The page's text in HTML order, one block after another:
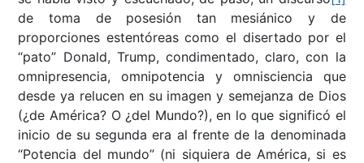
de toma de posesión tan mesiánico y de
proporciones estentóreas como el disertado por el
“pato” Donald, Trump, condimentado, claro, con la
omnipresencia, omnipotencia y omnisciencia que
desde ya relucen en su imagen y semejanza de Dios
(¿de América? O ¿del Mundo?), en lo que significó el
inicio de su segunda era al frente de la denominada
“Potencia del mundo” (ni siquiera de América, si es